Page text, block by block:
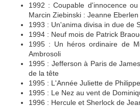
1992 : Coupable d'innocence
Marcin Ziebinski : Jeanne Eberlen
1993 : Un'anima divisa in due de
1994 : Neuf mois de Patrick
1995 : Un héros ordinaire de
Ambrosoli
1995 : Jefferson à Paris de
de la tête
1995 : L'Année Juliette de
1995 : Le Nez au vent de
1996 : Hercule et Sherlock de